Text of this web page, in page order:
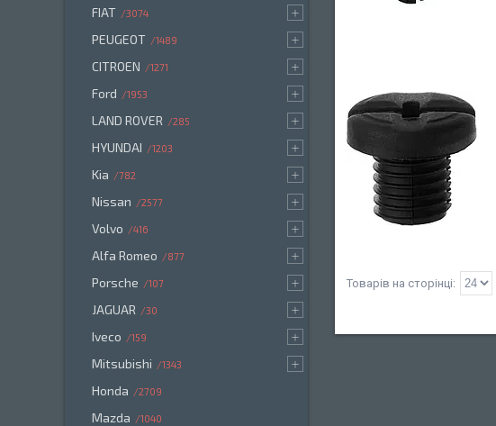
FIAT 3074
PEUGEOT 1489
CITROEN 1271
Ford 1953
LAND ROVER 285
HYUNDAI 1203
Kia 782
Nissan 2577
Volvo 416
Alfa Romeo 877
Porsche 107
JAGUAR 30
Iveco 159
Mitsubishi 1343
Honda 2709
Mazda 1040